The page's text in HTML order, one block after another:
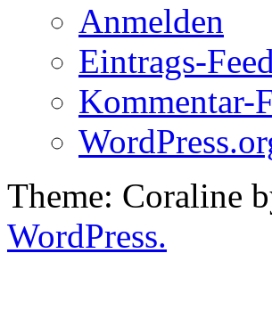
Anmelden
Eintrags-Feed
Kommentar-
Theme: Coraline
WordPress.